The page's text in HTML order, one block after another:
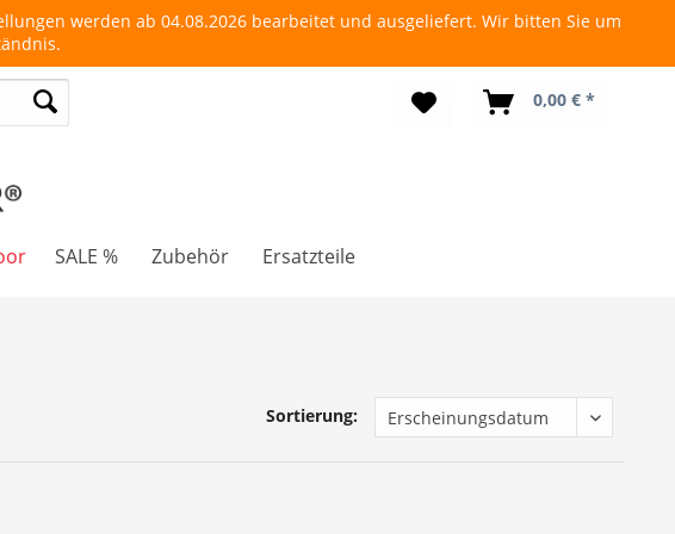
werden ab 04.08.2026 bearbeitet und ausgeliefert. Wir bitten Sie um
0,00 € *
SALE % Zubehör Ersatzteile
Sortierung: